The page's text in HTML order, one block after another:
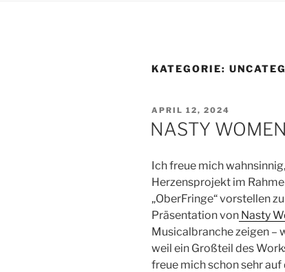
KATEGORIE:
VERÖFFENTLICHT
AM
APRIL 12, 2024
NASTY
Ich freue mich
Herzensprojekt im
„OberFringe“ vorstellen
Präsentation von Nasty
Musicalbranche zeigen –
weil ein Großteil des
freue mich schon sehr